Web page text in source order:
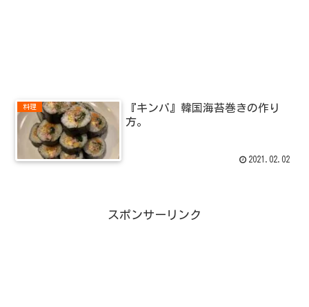
料理
『キンパ』韓国海苔巻きの作り
方。
2021.02.02
スポンサーリンク